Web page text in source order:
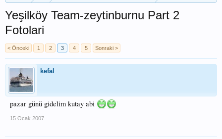
Yeşilköy Team-zeytinburnu Part 2
Fotolari
< Önceki 1 2 3 4 5 Sonraki >
kefal
pazar günü gidelim kutay abi
15 Ocak 2007